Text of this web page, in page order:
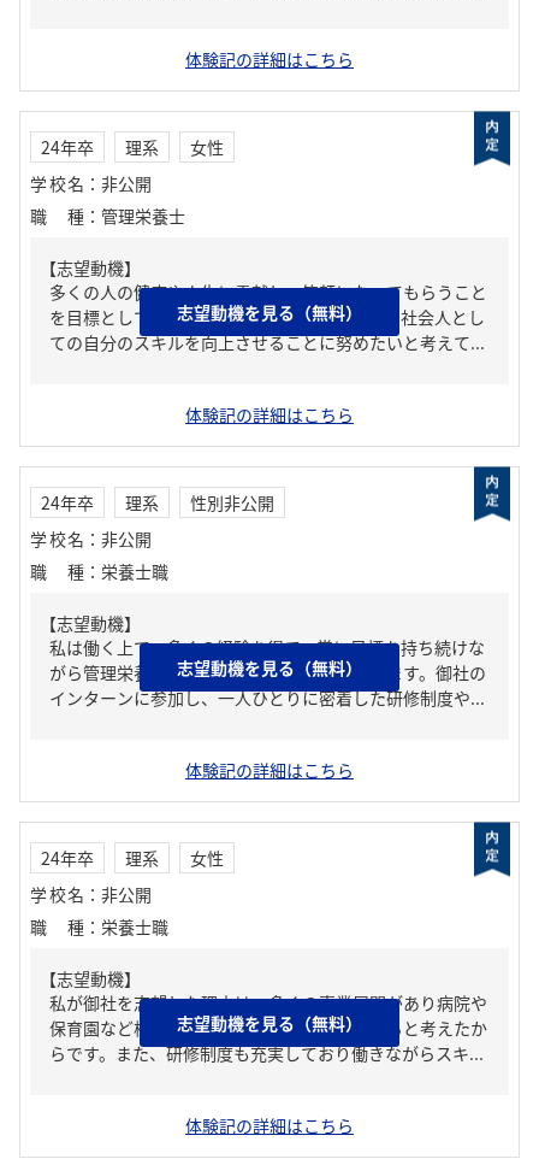
体験記の詳細はこちら
24年卒 理系
女性
学校名 ： 非公開
職種 ： 管理栄養士
【志望動機】
多くの人の健康や人生に貢献し、笑顔になってもらうこと
を目標としています。その為、専門職として、社会人とし
ての自分のスキルを向上させることに努めたいと考えて...
体験記の詳細はこちら
志望動機を見る（無料）
24年卒 理系
性別非公開
学校名 ： 非公開
職種 ： 栄養士職
【志望動機】
私は働く上で、多くの経験を得て、常に目標を持ち続けな
がら管理栄養士として成長したいと考えています。御社の
インターンに参加し、一人ひとりに密着した研修制度や...
体験記の詳細はこちら
志望動機を見る（無料）
24年卒 理系
女性
学校名 ： 非公開
職種 ： 栄養士職
【志望動機】
私が御社を志望した理由は、多くの事業展開があり病院や
保育園など様々な場所で活躍することができると考えたか
らです。また、研修制度も充実しており働きながらスキ...
体験記の詳細はこちら
志望動機を見る（無料）